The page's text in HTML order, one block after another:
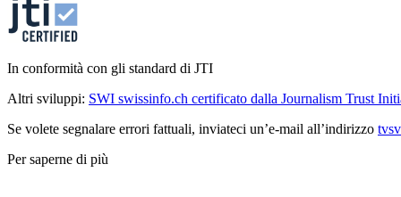
In conformità con gli standard di JTI
Altri sviluppi: SWI swissinfo.ch certificato dalla Journalism Trust
Se volete segnalare errori fattuali, inviateci un’e-mail all’indirizzo
Per saperne di più